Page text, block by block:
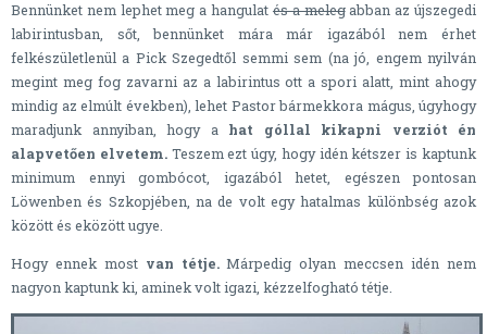
Bennünket nem lephet meg a hangulat és a melegabban az újszegedi
labirintusban, sőt, bennünket mára már igazából nem érhet
felkészületlenül a Pick Szegedtől semmi sem (na jó, engem nyilván
megint meg fog zavarni az a labirintus ott a spori alatt, mint ahogy
mindig az elmúlt években), lehet Pastor bármekkora mágus, úgyhogy
maradjunk annyiban, hogy a hat góllal kikapni verziót én
alapvetően elvetem. Teszem ezt úgy, hogy idén kétszer is kaptunk
minimum ennyi gombócot, igazából hetet, egészen pontosan
Löwenben és Szkopjében, na de volt egy hatalmas különbség azok
között és eközött ugye.
Hogy ennek most van tétje.Márpedig olyan meccsen idén nem
nagyon kaptunk ki, aminek volt igazi, kézzelfogható tétje.